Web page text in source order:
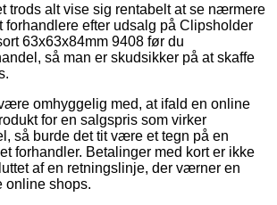
trods alt vise sig rentabelt at se nærmere
forhandlere efter udsalg på Clipsholder
63x63x84mm 9408 før du
så man er skudsikker på at skaffe
omhyggelig med, at ifald en online
for en salgspris som virker
så burde det tit være et tegn på en
forhandler. Betalinger med kort er ikke
af en retningslinje, der værner en
online shops.